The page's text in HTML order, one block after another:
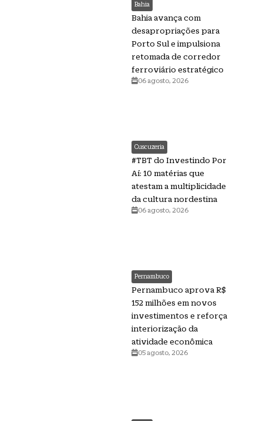
Bahia
Bahia avança com
desapropriações para
Porto Sul e impulsiona
retomada de corredor
ferroviário estratégico
06 agosto, 2026
Cuscuzeria
#TBT do Investindo Por
Aí: 10 matérias que
atestam a multiplicidade
da cultura nordestina
06 agosto, 2026
Pernambuco
Pernambuco aprova R$
152 milhões em novos
investimentos e reforça
interiorização da
atividade econômica
05 agosto, 2026